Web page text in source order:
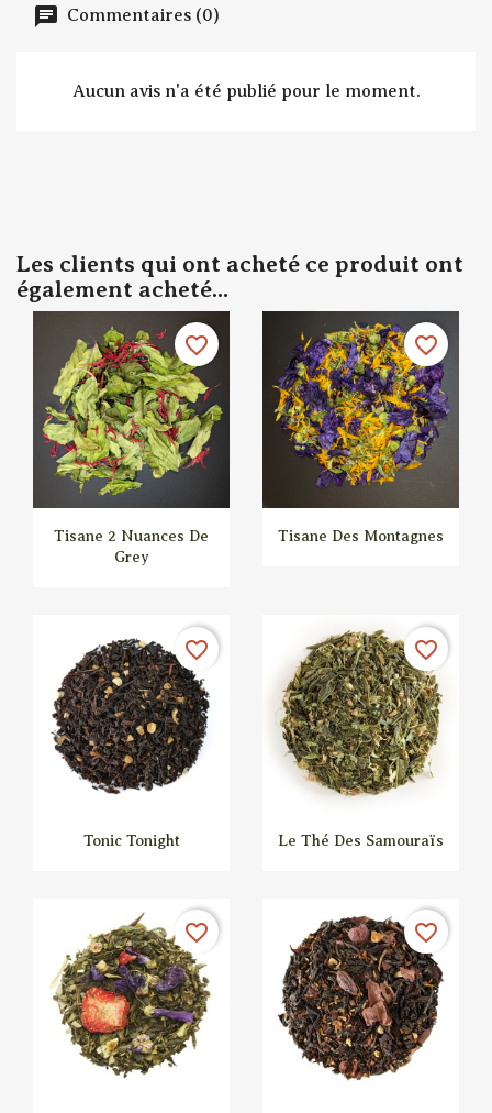
Commentaires (0)
Aucun avis n'a été publié pour le moment.
Les clients qui ont acheté ce produit ont
également acheté...
Tisane 2 Nuances De
Grey
favorite_border
Tisane Des Montagnes
favorite_border
Aperçu rapide
Tonic Tonight
favorite_border
Aperçu rapide
Le Thé Des Samouraïs
favorite_border
favorite_border favorite_border